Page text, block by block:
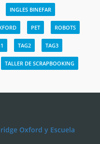
INGLES BINEFAR
PET ROBOTS
TAG2 TAG3
TALLER DE SCRAPBOOKING
Oxford y Escuela